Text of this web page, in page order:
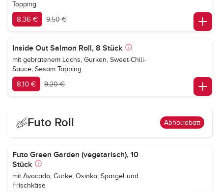
Topping
8,36 € 9,50 €
Inside Out Salmon Roll, 8 Stück
mit gebratenem Lachs, Gurken, Sweet-Chili-
Sauce, Sesam Topping
8,10 € 9,20 €
Futo Roll Abholrabatt
Futo Green Garden (vegetarisch), 10
Stück
mit Avocado, Gurke, Osinko, Spargel und
Frischkäse